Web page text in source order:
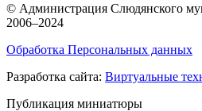
© Администрация Слюдянского
2006–2024
Обработка Персональных данных
Разработка сайта: Виртуальные
Публикация миниатюры